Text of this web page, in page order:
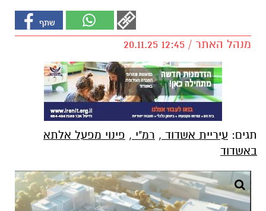
מנהל האתר / 12:45 20.11.25
תגים: עיריית אשדוד , רמ"י , פינוי מפעל אלתא
באשדוד